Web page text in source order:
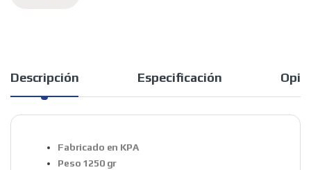
Descripción Especificación
Fabricado en KPA
Peso 1250 gr